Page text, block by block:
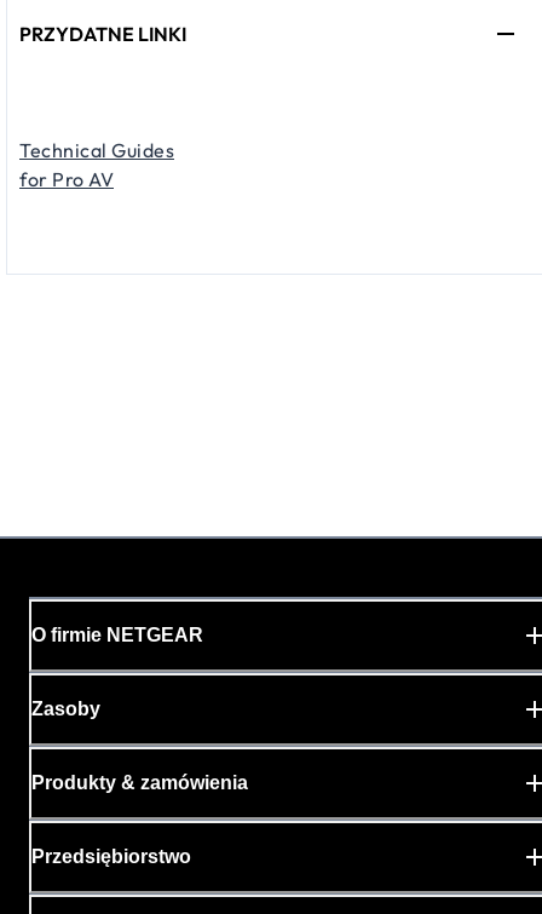
PRZYDATNE LINKI
Technical Guides
for Pro AV
O firmie NETGEAR
Zasoby
Produkty & zamówienia
Przedsiębiorstwo